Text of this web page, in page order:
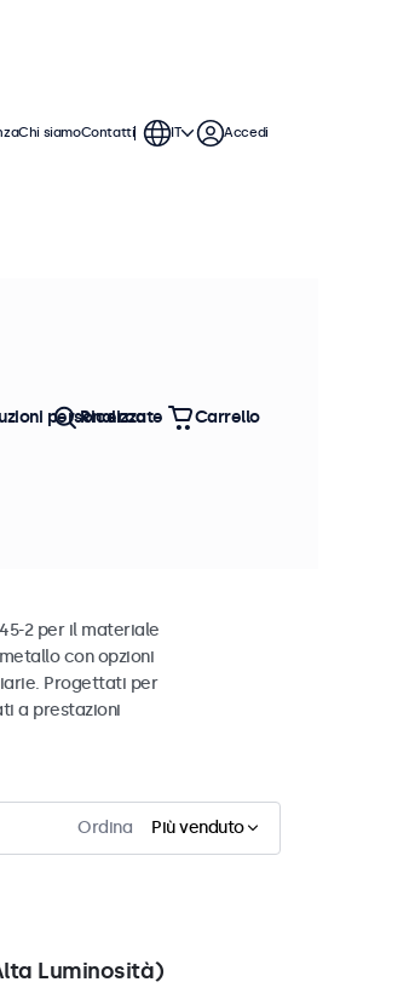
2 per il materiale
con opzioni
Progettati per
a prestazioni
Ordina Più venduto
Luminosità)
Chi siamoContatti IT Accedi
personalizzate
Ricerca Carrello